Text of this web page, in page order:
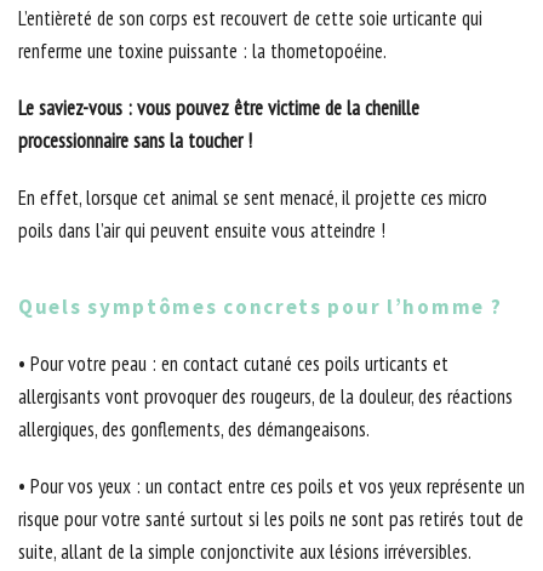
L’entièreté de son corps est recouvert de cette soie urticante qui
renferme une toxine puissante : la thometopoéine.
Le saviez-vous : vous pouvez être victime de la chenille
processionnaire sans la toucher !
En effet, lorsque cet animal se sent menacé, il projette ces micro
poils dans l’air qui peuvent ensuite vous atteindre !
Quels symptômes concrets pour l’homme ?
• Pour votre peau : en contact cutané ces poils urticants et
allergisants vont provoquer des rougeurs, de la douleur, des réactions
allergiques, des gonflements, des démangeaisons.
• Pour vos yeux : un contact entre ces poils et vos yeux représente un
risque pour votre santé surtout si les poils ne sont pas retirés tout de
suite, allant de la simple conjonctivite aux lésions irréversibles.